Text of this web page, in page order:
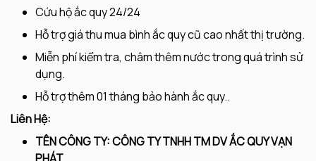
Cứu hộ ắc quy 24/24
Hỗ trợ giá thu mua bình ắc quy cũ cao nhất thị trường.
Miễn phí kiểm tra, châm thêm nước trong quá trình sử
dụng.
Hỗ trợ thêm 01 tháng bảo hành ắc quy..
Liên Hệ:
TÊN CÔNG TY: CÔNG TY TNHH TM DV ẮC QUY VẠN